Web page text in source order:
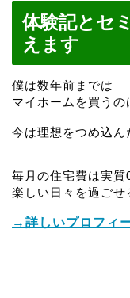
体験記とセ
えます
僕は数年前までは
マイホームを買うの
今は理想をつめ込ん
毎月の住宅費は実質
楽しい日々を過ごせ
→詳しいプロフィ